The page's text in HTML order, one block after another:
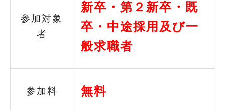
参加対象
者
新卒・第２新卒・既
卒・中途採用及び一
般求職者
参加料 無料